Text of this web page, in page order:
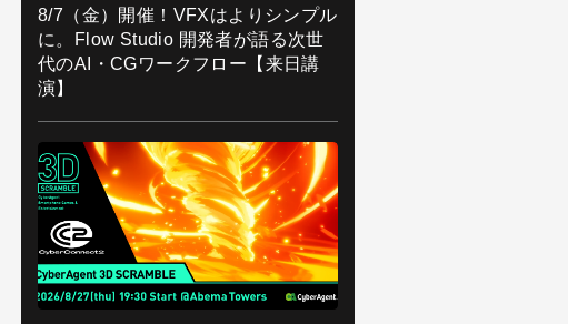
8/7（金）開催！VFXはよりシンプル
に。Flow Studio 開発者が語る次世
代のAI・CGワークフロー【来日講
演】